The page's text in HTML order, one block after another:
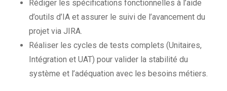
Rédiger les spécifications fonctionnelles à l’aide
d’outils d’IA et assurer le suivi de l’avancement du
projet via JIRA.
Réaliser les cycles de tests complets (Unitaires,
Intégration et UAT) pour valider la stabilité du
système et l’adéquation avec les besoins métiers.